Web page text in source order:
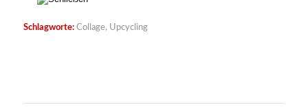
Schlagworte: Collage, Upcycling